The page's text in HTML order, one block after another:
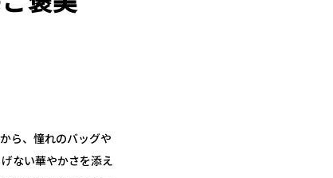
ら、憧れのバッグや
ない華やかさを添え